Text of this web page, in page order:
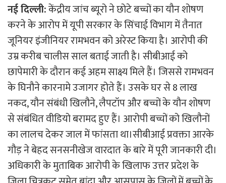
नई दिल्ली:केंद्रीय जांच ब्यूरो ने छोटे बच्चों का यौन शोषण
करने के आरोप में यूपी सरकार के सिंचाई विभाग में तैनात
जूनियर इंजीनियर रामभवन को अरेस्ट किया है। आरोपी की
उम्र करीब चालीस साल बताई जाती है। सीबीआई को
छापेमारी के दौरान कई अहम साक्ष्य मिले हैं। जिससे रामभवन
के घिनौने कारनामे उजागर होते हैं। उसके घर से 8 लाख
नकद, यौन संबंधी खिलौने, लैपटॉप और बच्चों के यौन शोषण
से संबंधित वीडियो बरामद हुए हैं। आरोपी बच्चों को खिलौनों
का लालच देकर जाल में फांसता था।सीबीआई प्रवक्ता आरके
गौड़ ने बेहद सनसनीखेज वारदात के बारे में पूरी जानकारी दी।
अधिकारी के मुताबिक आरोपी के खिलाफ उत्तर प्रदेश के